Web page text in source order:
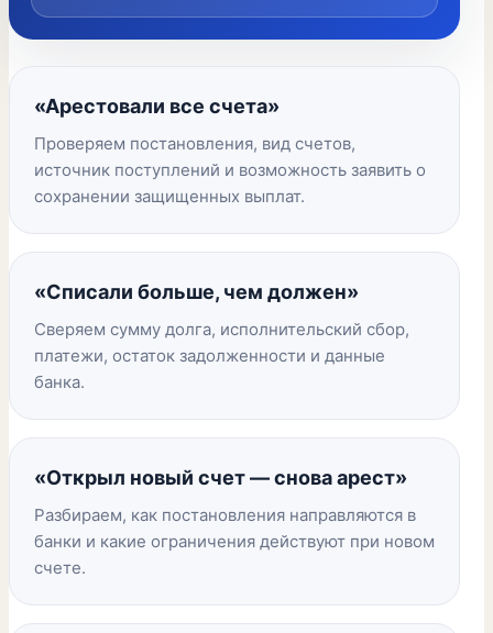
«Арестовали все счета»
Проверяем постановления, вид счетов,
источник поступлений и возможность заявить о
сохранении защищенных выплат.
«Списали больше, чем должен»
Сверяем сумму долга, исполнительский сбор,
платежи, остаток задолженности и данные
банка.
«Открыл новый счет — снова арест»
Разбираем, как постановления направляются в
банки и какие ограничения действуют при новом
счете.